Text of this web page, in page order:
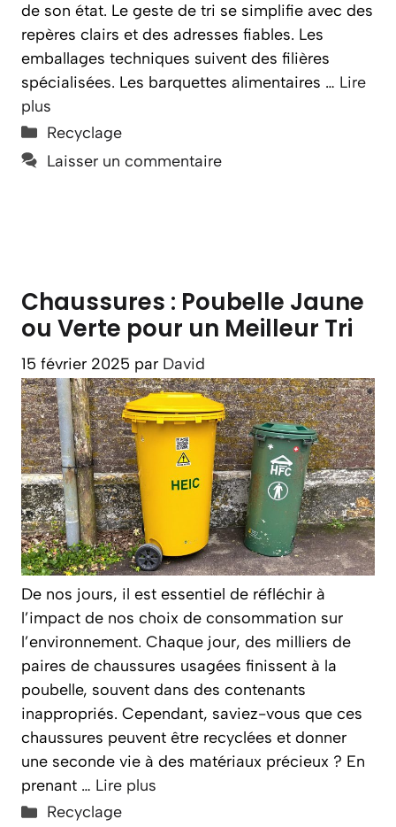
de son état. Le geste de tri se simplifie avec des
repères clairs et des adresses fiables. Les
emballages techniques suivent des filières
spécialisées. Les barquettes alimentaires … Lire
plus
Catégories
Recyclage
Laisser un commentaire
Chaussures : Poubelle Jaune
ou Verte pour un Meilleur Tri
15 février 2025 par David
De nos jours, il est essentiel de réfléchir à
l’impact de nos choix de consommation sur
l’environnement. Chaque jour, des milliers de
paires de chaussures usagées finissent à la
poubelle, souvent dans des contenants
inappropriés. Cependant, saviez-vous que ces
chaussures peuvent être recyclées et donner
une seconde vie à des matériaux précieux ? En
prenant … Lire plus
Catégories
Recyclage